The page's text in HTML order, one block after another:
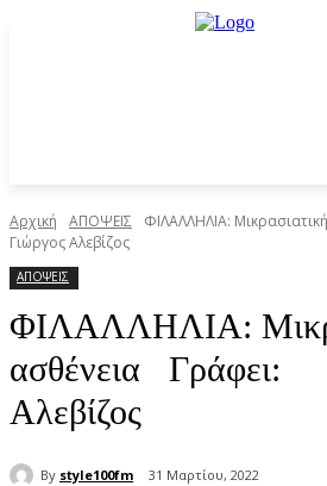
Αρχική ΑΠΟΨΕΙΣ
ΦΙΛΑΛΛΗΛΙΑ:
Γιώργος Αλεβίζος
ΑΠΟΨΕΙΣ
ΦΙΛΑΛΛΗΛΙΑ:
ασθένεια Γράφει:
Αλεβίζος
By style100fm 31 Μαρτίου, 2022